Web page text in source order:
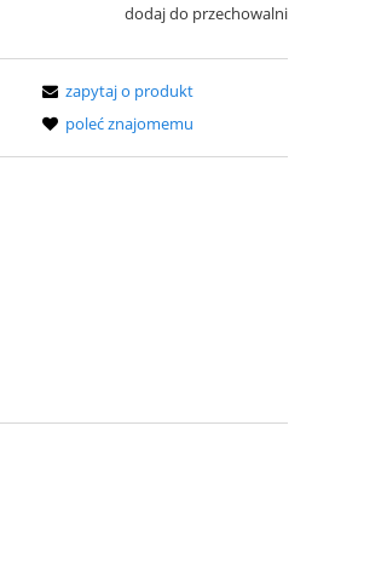
dodaj do przechowalni
zapytaj o produkt
poleć znajomemu